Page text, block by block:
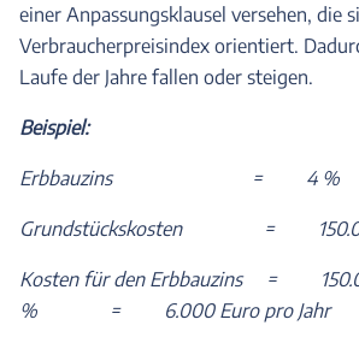
einer Anpassungsklausel versehen, die
Verbraucherpreisindex orientiert.
Laufe der Jahre fallen oder steigen.
Beispiel:
Erbbauzins = 4 %
Grundstückskosten =
Kosten für den Erbbauzins =
% = 6.000 Euro pro Jahr